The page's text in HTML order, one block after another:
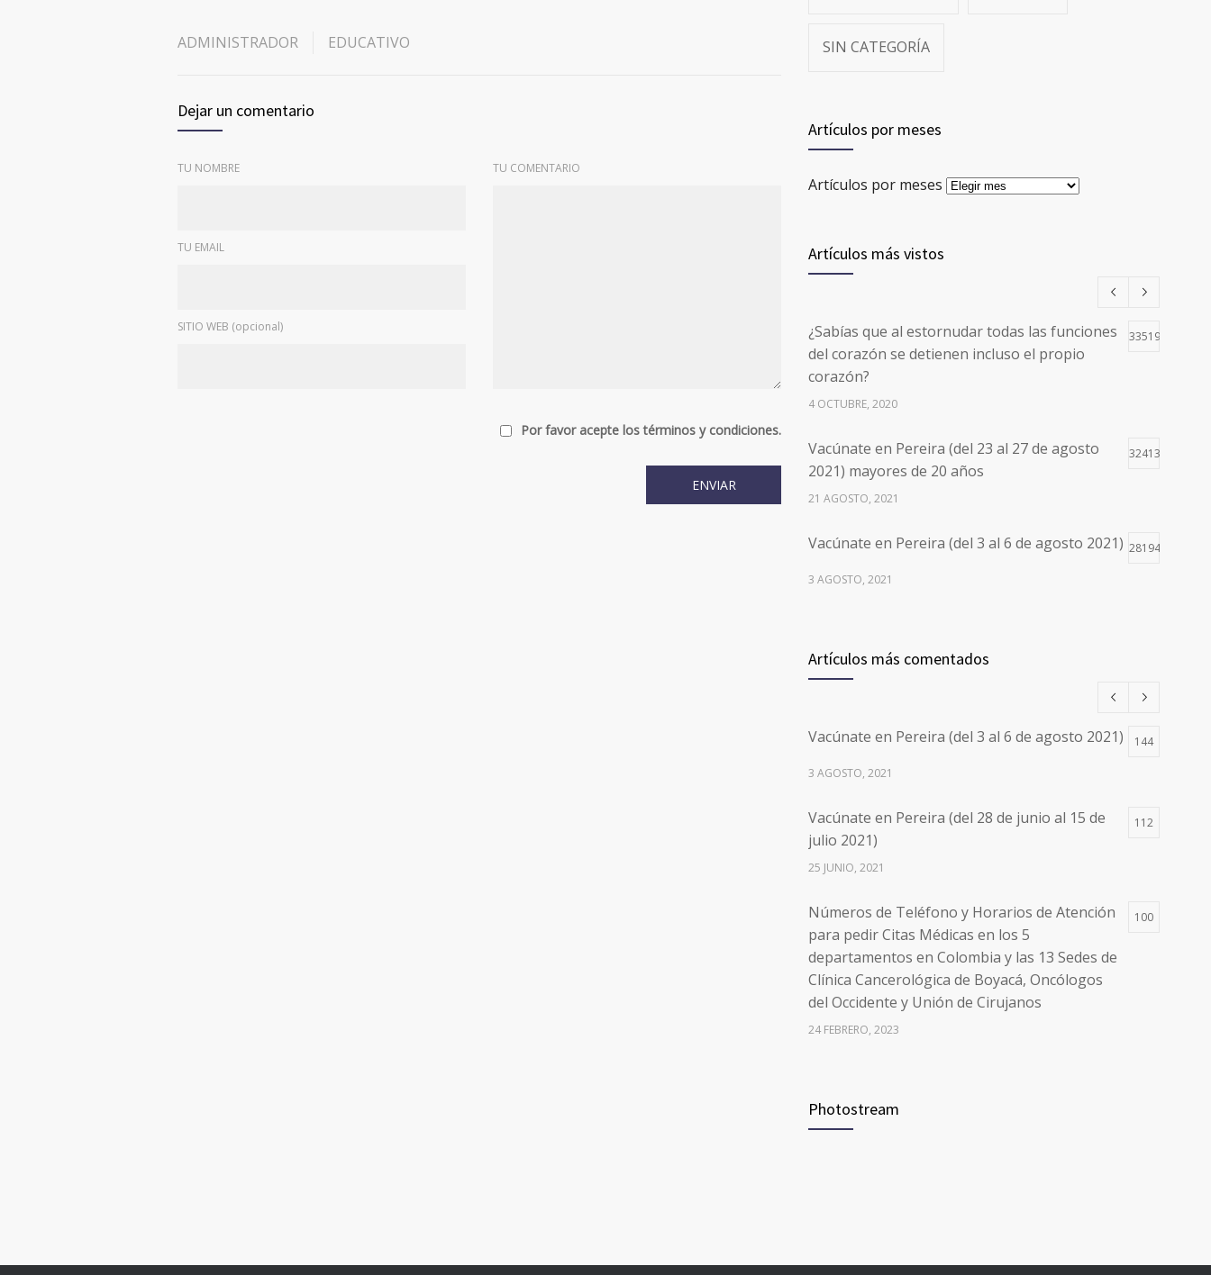
ADMINISTRADOR EDUCATIVO
Dejar un comentario
TU NOMBRE
TU EMAIL
SITIO WEB (opcional)
TU COMENTARIO
Por favor acepte los términos y condiciones.
SIN CATEGORÍA
Artículos por meses
Artículos por meses
Artículos más vistos
¿Sabías que al estornudar todas las funciones
del corazón se detienen incluso el propio
corazón?
33519
4 OCTUBRE, 2020
Vacúnate en Pereira (del 23 al 27 de agosto
2021) mayores de 20 años
32413
21 AGOSTO, 2021
Vacúnate en Pereira (del 3 al 6 de agosto 2021) 28194
3 AGOSTO, 2021
2021) mayores de 20 años
para pedir Citas Médicas en los 5
del Occidente y Unión de Cirujanos
24 FEBRERO, 2023
Artículos más comentados
Vacúnate en Pereira (del 3 al 6 de agosto 2021) 144
3 AGOSTO, 2021
Vacúnate en Pereira (del 28 de junio al 15 de
julio 2021)
112
25 JUNIO, 2021
Números de Teléfono y Horarios de Atención
para pedir Citas Médicas en los 5
departamentos en Colombia y las 13 Sedes de
Clínica Cancerológica de Boyacá, Oncólogos
del Occidente y Unión de Cirujanos
100
24 FEBRERO, 2023
3 JUNIO, 2021
Photostream